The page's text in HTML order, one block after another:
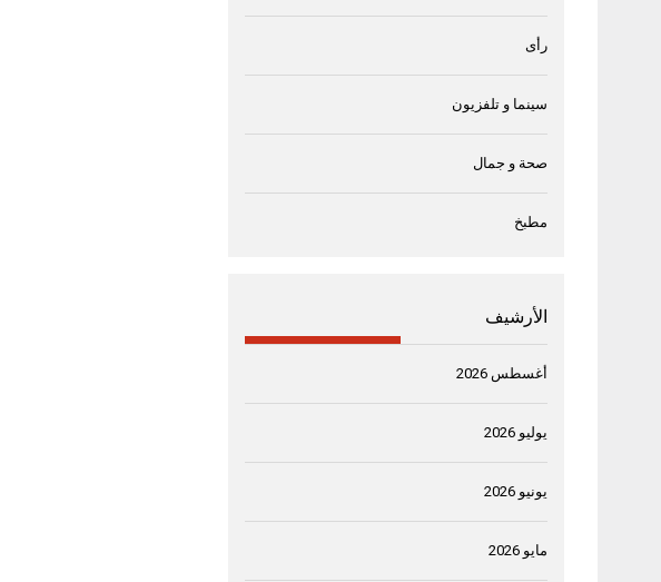
رأى
سينما و تلفزيون
صحة و جمال
مطبخ
الأرشيف
أغسطس 2026
يوليو 2026
يونيو 2026
مايو 2026